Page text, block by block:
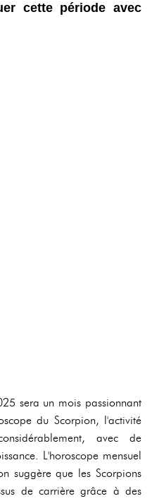
cette période avec
sera un mois passionnant
du Scorpion, l'activité
avec de
L'horoscope mensuel
suggère que les Scorpions
de carrière grâce à des